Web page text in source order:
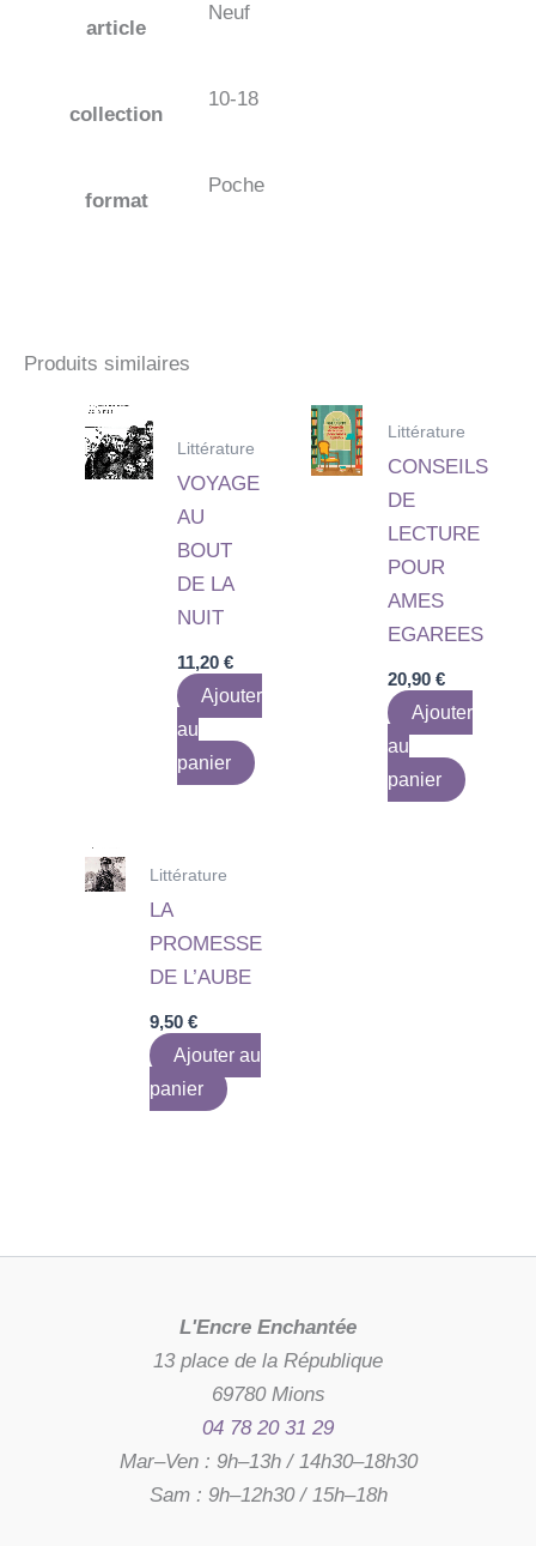
article
Neuf
collection
10-18
format
Poche
Produits similaires
Littérature
VOYAGE
AU
BOUT
DE LA
NUIT
11,20€
Ajouter
au
panier
Littérature
CONSEILS
DE
LECTURE
POUR
AMES
EGAREES
20,90 €
Ajouter
au
panier
Littérature
LA
PROMESSE
DE L’AUBE
9,50€
Ajouter au
panier
L'Encre Enchantée
13 place de la République
69780 Mions
04 78 20 31 29
Mar–Ven : 9h–13h / 14h30–18h30
Sam : 9h–12h30 / 15h–18h